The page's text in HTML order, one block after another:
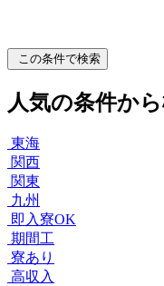
この条件で検索
人気の条件か
東海
関西
関東
九州
即入寮OK
期間工
寮あり
高収入